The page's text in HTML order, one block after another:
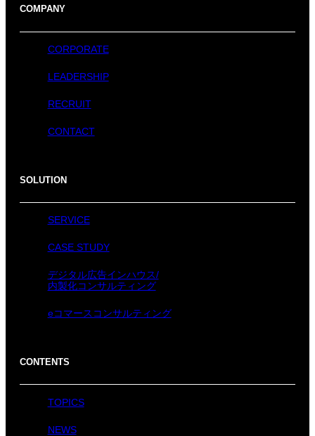
COMPANY
CORPORATE
LEADERSHIP
RECRUIT
CONTACT
SOLUTION
SERVICE
CASE STUDY
デジタル広告インハウス/
内製化コンサルティング
eコマースコンサルティング
CONTENTS
TOPICS
NEWS